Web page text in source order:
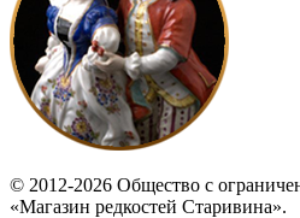
© 2012-2026 Общество с
«Магазин редкостей Старивина».